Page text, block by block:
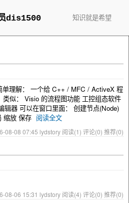
dis1500 知识就是希望
理解： 一个给 C++ / MFC / ActiveX 程
似： Visio 的流程图功能 工控组态软件
辑器 可以在窗口里面： 创建节点(Node)
缩放 保存 阅读全文
08-08 07:45 lydstory 阅读(1) 评论(0) 推荐(0)
08-06 15:31 lydstory 阅读(4) 评论(0) 推荐(0)